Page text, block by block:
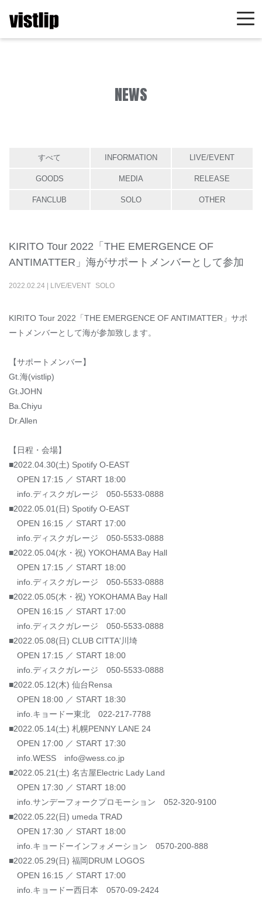
NEWS
すべて INFORMATION LIVE/EVENT
GOODS MEDIA RELEASE
FANCLUB SOLO OTHER
KIRITO Tour 2022「THE EMERGENCE OF
ANTIMATTER」海がサポートメンバーとして参加
2022.02.24 LIVE/EVENT SOLO
KIRITO Tour 2022「THE EMERGENCE OF ANTIMATTER」サポ
ートメンバーとして海が参加致します。
【サポートメンバー】
Gt.海(vistlip)
Gt.JOHN
Ba.Chiyu
Dr.Allen
【日程・会場】
■2022.04.30(土) Spotify O-EAST
OPEN 17:15 ／ START 18:00
info.ディスクガレージ 050-5533-0888
■2022.05.01(日) Spotify O-EAST
OPEN 16:15 ／ START 17:00
info.ディスクガレージ 050-5533-0888
■2022.05.04(水・祝) YOKOHAMA Bay Hall
OPEN 17:15 ／ START 18:00
info.ディスクガレージ 050-5533-0888
■2022.05.05(木・祝) YOKOHAMA Bay Hall
OPEN 16:15 ／ START 17:00
info.ディスクガレージ 050-5533-0888
■2022.05.08(日) CLUB CITTA'川埼
OPEN 17:15 ／ START 18:00
info.ディスクガレージ 050-5533-0888
■2022.05.12(木) 仙台Rensa
OPEN 18:00 ／ START 18:30
info.キョードー東北 022-217-7788
■2022.05.14(土) 札幌PENNY LANE 24
OPEN 17:00 ／ START 17:30
info.WESS info@wess.co.jp
■2022.05.21(土) 名古屋Electric Lady Land
OPEN 17:30 ／ START 18:00
info.サンデーフォークプロモーション 052-320-9100
■2022.05.22(日) umeda TRAD
OPEN 17:30 ／ START 18:00
info.キョードーインフォメーション 0570-200-888
■2022.05.29(日) 福岡DRUM LOGOS
OPEN 16:15 ／ START 17:00
info.キョードー西日本 0570-09-2424